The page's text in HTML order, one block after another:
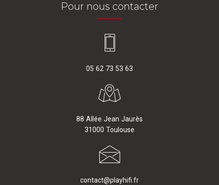
Pour nous contacter
05 62 73 53 63
88 Allée Jean Jaurès
31000 Toulouse
contact@playhifi.fr